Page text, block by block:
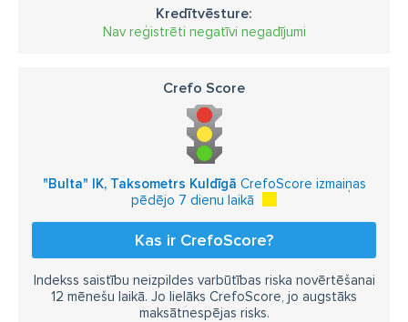
Kredītvēsture:
Nav reģistrēti negatīvi negadījumi
Crefo Score
"Bulta" IK, Taksometrs Kuldīgā CrefoScore izmaiņas
pēdējo 7 dienu laikā
Kas ir CrefoScore?
Indekss saistību neizpildes varbūtības riska novērtēšanai
12 mēnešu laikā. Jo lielāks CrefoScore, jo augstāks
maksātnespējas risks.